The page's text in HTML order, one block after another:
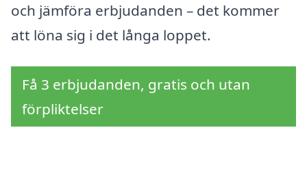
och jämföra erbjudanden – det kommer
att löna sig i det långa loppet.
Få 3 erbjudanden, gratis och utan
förpliktelser